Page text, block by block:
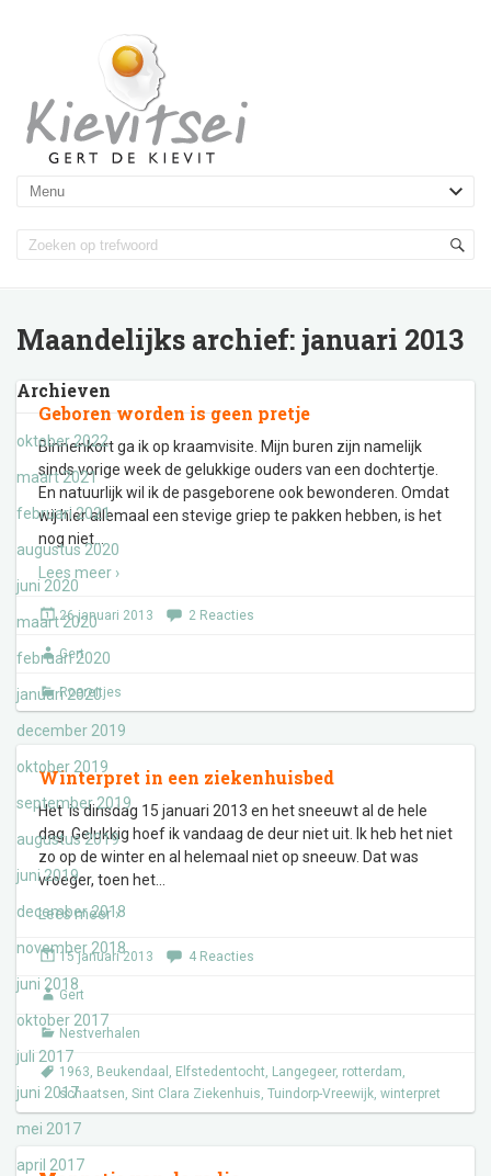
Maandelijks archief: januari 2013
Archieven
oktober 2022
maart 2021
februari 2021
augustus 2020
juni 2020
maart 2020
februari 2020
januari 2020
december 2019
oktober 2019
september 2019
augustus 2019
juni 2019
december 2018
november 2018
juni 2018
oktober 2017
juli 2017
juni 2017
mei 2017
april 2017
Geboren worden is geen pretje
Binnenkort ga ik op kraamvisite. Mijn buren zijn namelijk
sinds vorige week de gelukkige ouders van een dochtertje.
En natuurlijk wil ik de pasgeborene ook bewonderen. Omdat
wij hier allemaal een stevige griep te pakken hebben, is het
nog niet
Lees meer ›
26 januari 2013 2 Reacties
Gert
Roereitjes
Winterpret in een ziekenhuisbed
Het is dinsdag 15 januari 2013 en het sneeuwt al de hele
dag. Gelukkig hoef ik vandaag de deur niet uit. Ik heb het niet
zo op de winter en al helemaal niet op sneeuw. Dat was
vroeger, toen het
Lees meer ›
15 januari 2013 4 Reacties
Gert
Nestverhalen
1963, Beukendaal , Elfstedentocht, Langegeer, rotterdam,
schaatsen, Sint Clara Ziekenhuis, Tuindorp-Vreewijk, winterpret